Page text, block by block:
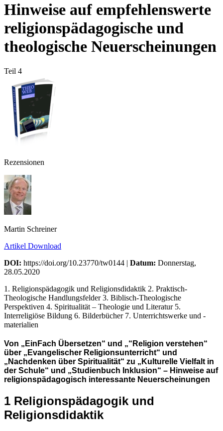
Hinweise auf empfehlenswerte
religionspädagogische und
theologische Neuerscheinungen
Teil 4
Rezensionen
Martin Schreiner
Artikel Download
DOI: https://doi.org/10.23770/tw0144 | Datum: Donnerstag,
28.05.2020
1. Religionspädagogik und Religionsdidaktik 2. Praktisch-
Theologische Handlungsfelder 3. Biblisch-Theologische
Perspektiven 4. Spiritualität – Theologie und Literatur 5.
Interreligiöse Bildung 6. Bilderbücher 7. Unterrichtswerke und -
materialien
Von „EinFach Übersetzen“ und „“Religion verstehen“
über „Evangelischer Religionsunterricht“ und
„Nachdenken über Spiritualität“ zu „Kulturelle Vielfalt in
der Schule“ und „Studienbuch Inklusion“ – Hinweise auf
religionspädagogisch interessante Neuerscheinungen
1 Religionspädagogik und
Religionsdidaktik